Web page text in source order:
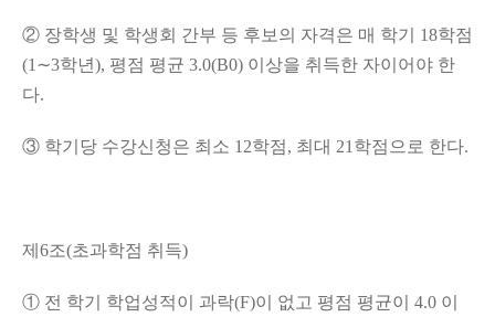
② 장학생 및 학생회 간부 등 후보의 자격은 매 학기 18학점
(1 ∼3학년), 평점 평균 3.0(B0) 이상을 취득한 자이어야 한
다.
③ 학기당 수강신청은 최소 12학점, 최대 21 학점으로 한다.
제 6조(초과학점 취득)
① 전 학기 학업성적이 과락(F)이 없고 평점 평균이 4.0 이